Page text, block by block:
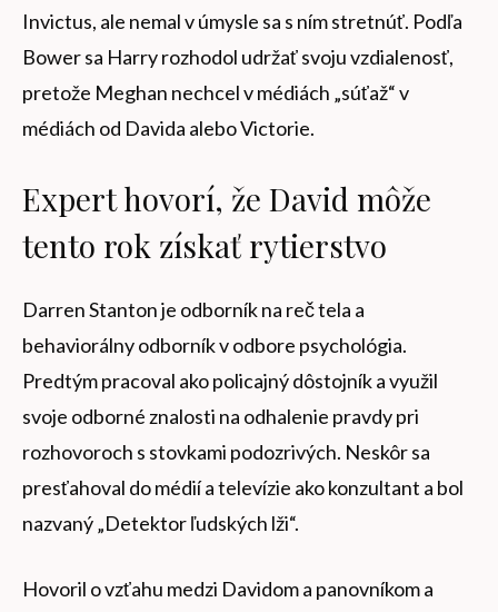
Invictus, ale nemal v úmysle sa s ním stretnúť. Podľa
Bower sa Harry rozhodol udržať svoju vzdialenosť,
pretože Meghan nechcel v médiách „súťaž“ v
médiách od Davida alebo Victorie.
Expert hovorí, že David môže
tento rok získať rytierstvo
Darren Stanton je odborník na reč tela a
behaviorálny odborník v odbore psychológia.
Predtým pracoval ako policajný dôstojník a využil
svoje odborné znalosti na odhalenie pravdy pri
rozhovoroch s stovkami podozrivých. Neskôr sa
presťahoval do médií a televízie ako konzultant a bol
nazvaný „Detektor ľudských lži“.
Hovoril o vzťahu medzi Davidom a panovníkom a